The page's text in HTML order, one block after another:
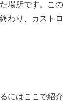
場所です。この
わり、カストロ
にはここで紹介